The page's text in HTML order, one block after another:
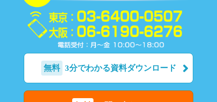
無料 3分でわかる資料ダウンロード